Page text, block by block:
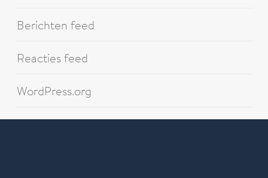
Berichten feed
Reacties feed
WordPress.org